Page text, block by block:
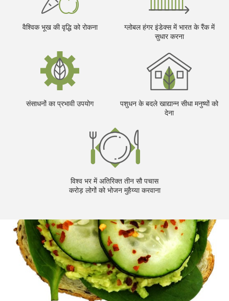
वैश्विक भूख की वृद्धि को रोकना
ग्लोबल हंगर इंडेक्स में भारत के रैंक में
सुधार करना
संसाधनों का प्रभावी उपयोग
पशुधन के बदले खाद्यान्न सीधा मनुष्यों को
देना
विश्व भर में अतिरिक्त तीन सौ पचास
करोड़ लोगों को भोजन मुहैय्या करवाना